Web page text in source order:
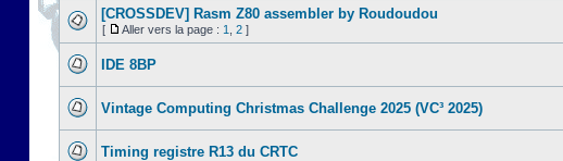
[CROSSDEV] Rasm Z80 assembler by Roudoudou
[ Aller vers la page : 1 2 ]
IDE 8BP
Vintage Computing Christmas Challenge 2025 (VC³ 2025)
Timing registre R13 du CRTC